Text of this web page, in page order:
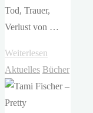
Tod, Trauer,
Verlust von …
Weiterlesen
Yarros
–
Aktuelles Bücher